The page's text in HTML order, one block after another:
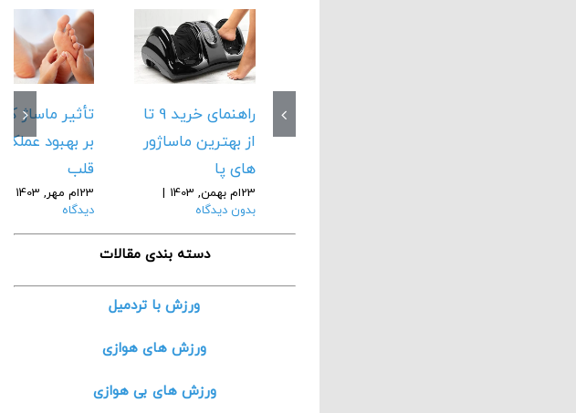
راهنمای خرید 9 تا
از بهترین ماساژور
های پا
23ام بهمن, 1403
|
بدون دیدگاه
تأثیر ماساژ
بر بهبود
قلب
23ام مهر, 1403
دیدگاه
دسته بندی مقالات
ورزش با تردمیل
ورزش های هوازی
ورزش های بی هوازی